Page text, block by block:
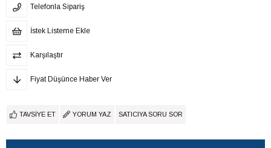
Telefonla Sipariş
İstek Listeme Ekle
Karşılaştır
Fiyat Düşünce Haber Ver
TAVSIYE ET YORUM YAZ SATICIYA SORU SOR